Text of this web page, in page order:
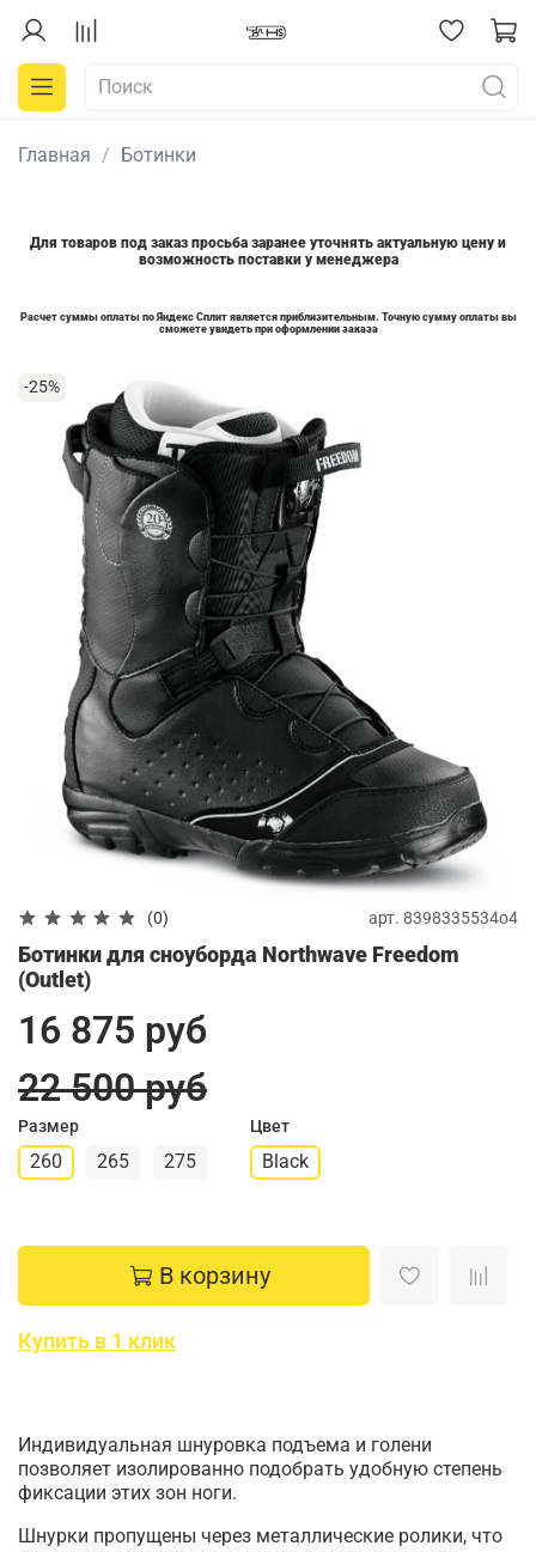
Главная Ботинки
Для товаров под заказ просьба заранее уточнять актуальную цену и
возможность поставки у менеджера
Расчет суммы оплаты по Яндекс Сплит является приблизительным. Точную сумму оплаты вы
сможете увидеть при оформлении заказа
-25%
(0) арт. 8398335534o4
Ботинки для сноуборда Northwave Freedom
(Outlet)
16 875 руб
22 500 руб
Размер
260 265 275
Цвет
Black
В корзину
Купить в 1 клик
Индивидуальная шнуровка подъема и голени
позволяет изолированно подобрать удобную степень
фиксации этих зон ноги.
Шнурки пропущены через металлические ролики, что